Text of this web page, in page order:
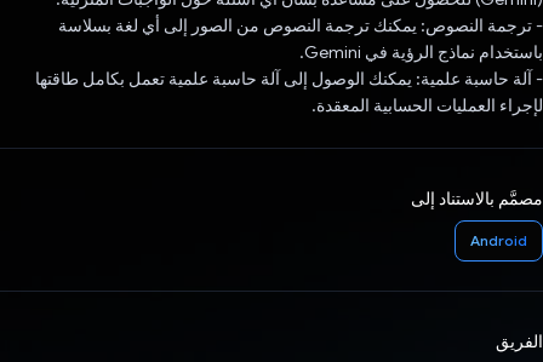
- ترجمة النصوص: يمكنك ترجمة النصوص من الصور إلى أي لغة بسلاسة
باستخدام نماذج الرؤية في Gemini.
- آلة حاسبة علمية: يمكنك الوصول إلى آلة حاسبة علمية تعمل بكامل طاقتها
لإجراء العمليات الحسابية المعقدة.
مصمَّم بالاستناد إلى
Android
الفريق